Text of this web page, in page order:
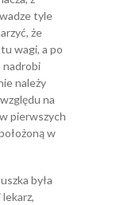
tyle
że
wagi, a po
nadrobi
należy
na
pierwszych
w
była